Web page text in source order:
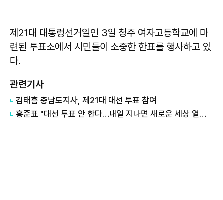
제21대 대통령선거일인 3일 청주 여자고등학교에 마
련된 투표소에서 시민들이 소중한 한표를 행사하고 있
다.
관련기사
김태흠 충남도지사, 제21대 대선 투표 참여
홍준표 "대선 투표 안 한다…내일 지나면 새로운 세상 열릴 것"